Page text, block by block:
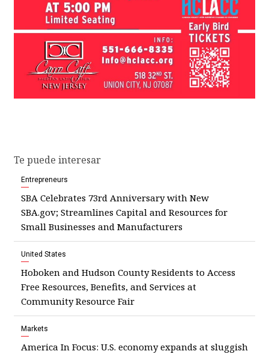
Te puede interesar
Entrepreneurs
SBA Celebrates 73rd Anniversary with New
SBA.gov; Streamlines Capital and Resources for
Small Businesses and Manufacturers
United States
Hoboken and Hudson County Residents to Access
Free Resources, Benefits, and Services at
Community Resource Fair
Markets
America In Focus: U.S. economy expands at sluggish